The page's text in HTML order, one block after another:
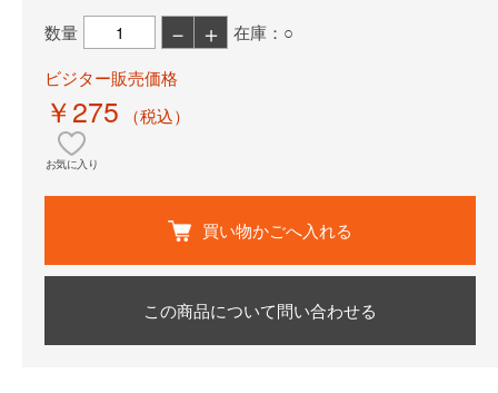
数量 － ＋
在庫：○
ビジター販売価格
￥275 （税込）
お気に入り
買い物かごへ入れる
この商品について問い合わせる